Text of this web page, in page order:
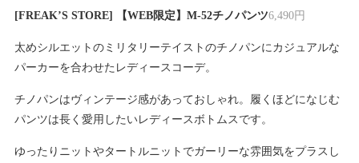
[FREAK’S STORE] 【WEB限定】M-52チノパンツ6,490円
太めシルエットのミリタリーテイストのチノパンにカジュアルな
パーカーを合わせたレディースコーデ。
チノパンはヴィンテージ感があっておしゃれ。履くほどになじむ
パンツは長く愛用したいレディースボトムスです。
ゆったりニットやタートルニットでガーリーな雰囲気をプラスし